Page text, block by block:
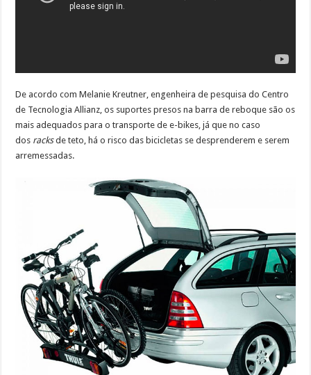
De acordo com Melanie Kreutner, engenheira de pesquisa do Centro
de Tecnologia Allianz, os suportes presos na barra de reboque são os
mais adequados para o transporte de e-bikes, já que no caso
dos racksde teto, há o risco das bicicletas se desprenderem e serem
arremessadas.